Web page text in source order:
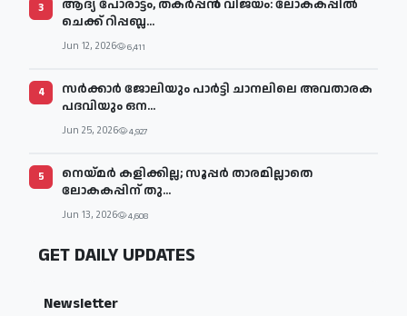
3
ആദ്യ പോരാട്ടം, തകർപ്പൻ വിജയം: ലോകകപ്പിൽ
ചെക്ക് റിപ്പബ്ല...
Jun 12, 2026 6,411
4
സര്‍ക്കാര്‍ ജോലിയും പാര്‍ട്ടി ചാനലിലെ അവതാരക
പദവിയും ഒന...
Jun 25, 2026 4,927
5
നെയ്മര്‍ കളിക്കില്ല; സൂപ്പര്‍ താരമില്ലാതെ
ലോകകപ്പിന് തു...
Jun 13, 2026 4,608
GET DAILY UPDATES
Newsletter